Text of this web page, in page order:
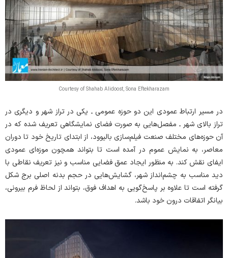
Courtesy of Shahab Alidoost, Sona Eftekharazam
در مسیر ارتباط عمودی این دو حوزه عمومی ـ یکی در تراز شهر و دیگری در
تراز بالای شهر ـ مفصل‌هایی به صورت فضای نمایشگاهی تعریف شده که در
آن حوزه‌های مختلف صنعت فیلم‌سازی بالیوود، از ابتدای تاریخ خود تا دوران
معاصر، به نمایش عموم در آمده است تا بتواند همچون موزه‌ای عمودی
ایفای نقش کند. به منظور ایجاد عمق فضایی مناسب و نیز تعریف نقاطی با
دید مناسب به چشم‌انداز شهر، گشایش‌هایی در حجم بدنه اصلی برج شکل
گرفته است تا علاوه بر پاسخ‌گویی به اهداف فوق، بتواند از لحاظ فرم بیرونی،
بیانگر اتفاقات درون خود باشد.